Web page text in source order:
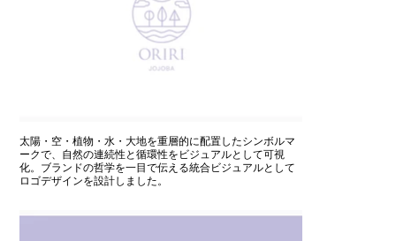
太陽・空・植物・水・大地を重層的に配置したシンボルマ
ークで、自然の連続性と循環性をビジュアルとして可視
化。ブランドの哲学を一目で伝える統合ビジュアルとして
ロゴデザインを設計しました。